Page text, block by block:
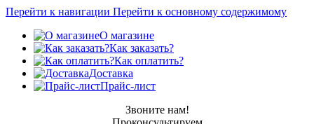
Перейти к навигации Перейти к основному содержимому
О магазине
Как заказать?
Как оплатить?
Доставка
Прайс-лист
Звоните нам!